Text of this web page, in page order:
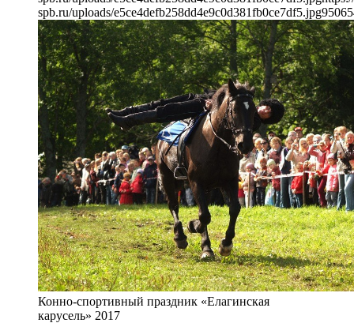
spb.ru/uploads/e5ce4defb258dd4e9c0d381fb0ce7df5.jpg950
Конно-спортивный праздник «Елагинская
карусель» 2017